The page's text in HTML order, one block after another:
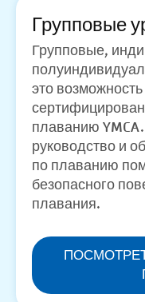
Групповые
Групповые,
это
плаванию
руководство и
по плаванию
безопасного
плавания.